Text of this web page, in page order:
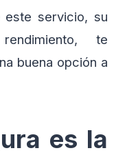
este servicio, su
te
buena opción a
es la